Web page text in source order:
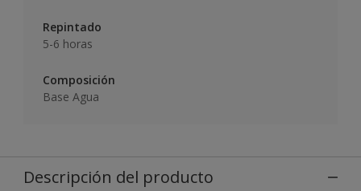
Repintado
5-6 horas
Composición
Base Agua
Descripción del producto